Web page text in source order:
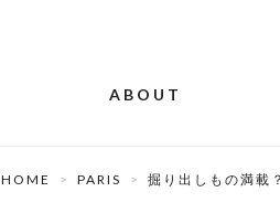
ABOUT
HOME PARIS 掘り出しもの満載